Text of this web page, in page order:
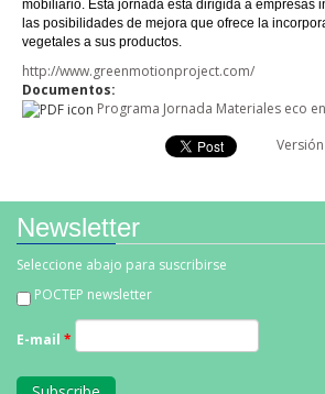
mobiliario. Esta jornada está dirigida a empresas
las posibilidades de mejora que ofrece la
vegetales a sus productos.
http://www.greenmotionproject.com/
Documentos:
Programa Jornada Materiales eco
Newsletter
Seleccione abajo para suscribirse
POCTEP newsletter
E-mail *